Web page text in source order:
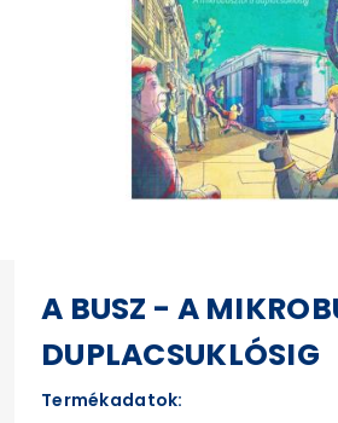
A BUSZ - A
DUPLACSUKLÓSIG
Termékadatok: